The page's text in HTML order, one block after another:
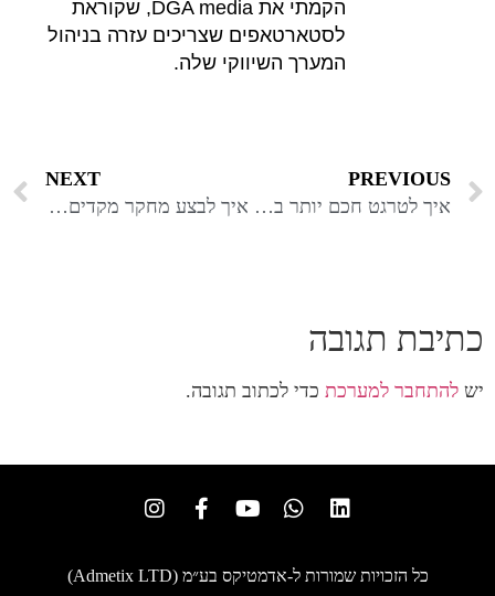
הקמתי את DGA media, שקוראת
לסטארטאפים שצריכים עזרה בניהול
המערך השיווקי שלה.
PREVIOUS
איך לטרגט חכם יותר באמצעות ה-API של פייסבוק מבלי לדעת קוד
NEXT
איך לבצע מחקר מקדים על לקוח חדש
כתיבת תגובה
ישלהתחבר למערכתכדי לכתוב תגובה.
כל הזכויות שמורות ל-אדמטיקס בע״מ (Admetix LTD)